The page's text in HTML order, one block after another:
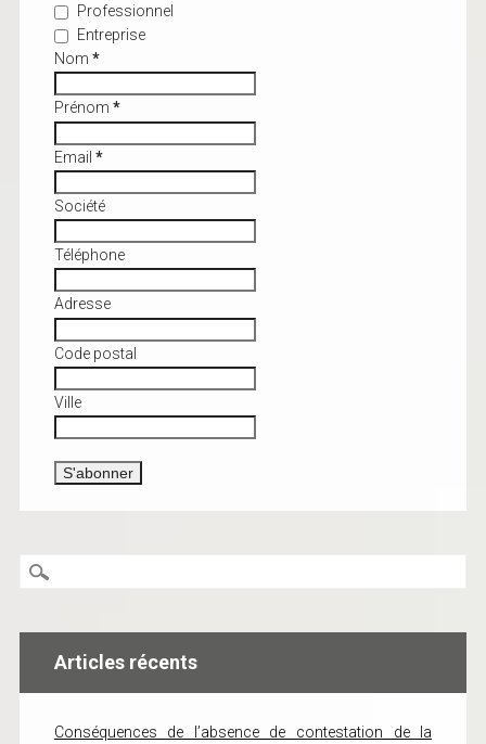
Professionnel
Entreprise
Nom *
Prénom *
Email *
Société
Téléphone
Adresse
Code postal
Ville
Articles récents
Conséquences de l’absence de contestation de la